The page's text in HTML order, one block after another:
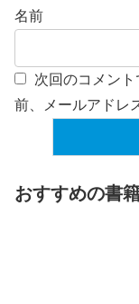
名前
次回のコメン
前、メールアドレ
おすすめの書